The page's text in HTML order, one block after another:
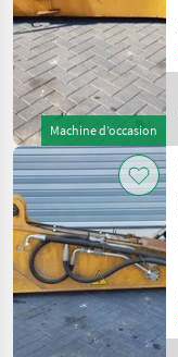
Machine d’occasion